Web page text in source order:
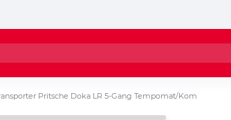
Pritsche Doka LR 5-Gang Tempomat/Kom